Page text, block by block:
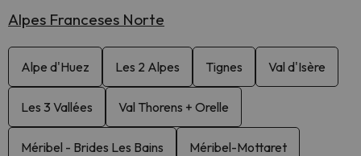
Alpes Franceses Norte
Alpe d'Huez Les 2 Alpes Tignes Val d'Isère
Les 3 Vallées Val Thorens + Orelle
Méribel - Brides Les Bains Méribel-Mottaret